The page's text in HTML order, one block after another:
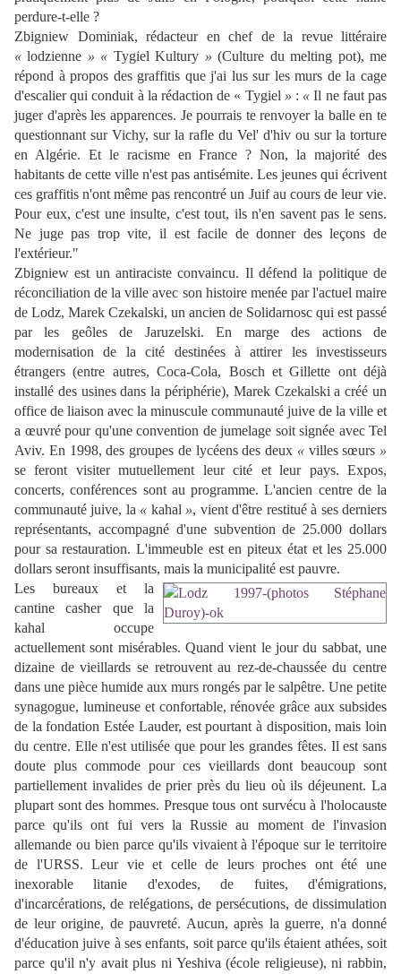
perdure-t-elle ?
Zbigniew Dominiak, rédacteur en chef de la revue littéraire
«lodzienne » « Tygiel Kultury » (Culture du melting pot), me
répond à propos des graffitis que j'ai lus sur les murs de la cage
d'escalier qui conduit à la rédaction de « Tygiel » : «Il ne faut pas
juger d'après les apparences. Je pourrais te renvoyer la balle en te
questionnant sur Vichy, sur la rafle du Vel' d'hiv ou sur la torture
en Algérie. Et le racisme en France ? Non, la majorité des
habitants de cette ville n'est pas antisémite. Les jeunes qui écrivent
ces graffitis n'ont même pas rencontré un Juif au cours de leur vie.
Pour eux, c'est une insulte, c'est tout, ils n'en savent pas le sens.
Ne juge pas trop vite, il est facile de donner des leçons de
l'extérieur."
Zbigniew est un antiraciste convaincu. Il défend la politique de
réconciliation de la ville avec son histoire menée par l'actuel maire
de Lodz, Marek Czekalski, un ancien de Solidarnosc qui est passé
par les geôles de Jaruzelski. En marge des actions de
modernisation de la cité destinées à attirer les investisseurs
étrangers (entre autres, Coca-Cola, Bosch et Gillette ont déjà
installé des usines dans la périphérie), Marek Czekalski a créé un
office de liaison avec la minuscule communauté juive de la ville et
a œuvré pour qu'une convention de jumelage soit signée avec Tel
Aviv. En 1998, des groupes de lycéens des deux « villes sœurs »
se feront visiter mutuellement leur cité et leur pays. Expos,
concerts, conférences sont au programme. L'ancien centre de la
communauté juive, la « kahal », vient d'être restitué à ses derniers
représentants, accompagné d'une subvention de 25.000 dollars
pour sa restauration. L'immeuble est en piteux état et les 25.000
dollars seront insuffisants, mais la municipalité est pauvre.
Les bureaux et la
cantine casher que la
kahal occupe
actuellement sont misérables. Quand vient le jour du sabbat, une
dizaine de vieillards se retrouvent au rez-de-chaussée du centre
dans une pièce humide aux murs rongés par le salpêtre. Une petite
synagogue, lumineuse et confortable, rénovée grâce aux subsides
de la fondation Estée Lauder, est pourtant à disposition, mais loin
du centre. Elle n'est utilisée que pour les grandes fêtes. Il est sans
doute plus commode pour ces vieillards dont beaucoup sont
partiellement invalides de prier près du lieu où ils déjeunent. La
plupart sont des hommes. Presque tous ont survécu à l'holocauste
parce qu'ils ont fui vers la Russie au moment de l'invasion
allemande ou bien parce qu'ils vivaient à l'époque sur le territoire
de l'URSS. Leur vie et celle de leurs proches ont été une
inexorable litanie d'exodes, de fuites, d'émigrations,
d'incarcérations, de relégations, de persécutions, de dissimulation
de leur origine, de pauvreté. Aucun, après la guerre, n'a donné
d'éducation juive à ses enfants, soit parce qu'ils étaient athées, soit
parce qu'il n'y avait plus ni Yeshiva (école religieuse), ni rabbin,